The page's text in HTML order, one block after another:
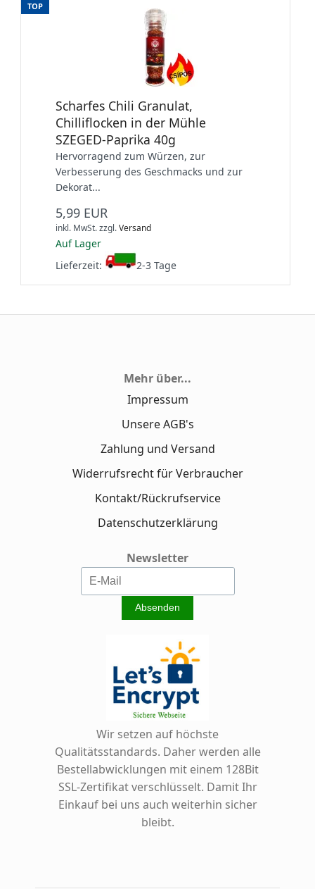
TOP
Scharfes Chili Granulat,
Chilliflocken in der Mühle
SZEGED-Paprika 40g
Hervorragend zum Würzen, zur
Verbesserung des Geschmacks und zur
Dekorat...
5,99 EUR
inkl. MwSt.zzgl.Versand
Auf Lager
Lieferzeit:
2-3 Tage
Mehr über...
Impressum
Unsere AGB's
Zahlung und Versand
Widerrufsrecht für Verbraucher
Kontakt/Rückrufservice
Datenschutzerklärung
Newsletter
Wir setzen auf höchste
Qualitätsstandards. Daher werden alle
Bestellabwicklungen mit einem 128Bit
SSL-Zertifikat verschlüsselt. Damit Ihr
Einkauf bei uns auch weiterhin sicher
bleibt.